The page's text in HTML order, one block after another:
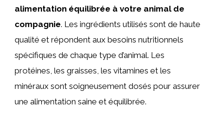
alimentation équilibrée à votre animal de
compagnie. Les ingrédients utilisés sont de haute
qualité et répondent aux besoins nutritionnels
spécifiques de chaque type d’animal. Les
protéines, les graisses, les vitamines et les
minéraux sont soigneusement dosés pour assurer
une alimentation saine et équilibrée.